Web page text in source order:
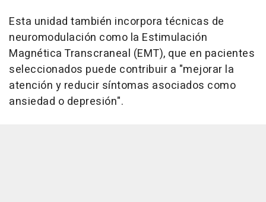
Esta unidad también incorpora técnicas de
neuromodulación como la Estimulación
Magnética Transcraneal (EMT), que en pacientes
seleccionados puede contribuir a "mejorar la
atención y reducir síntomas asociados como
ansiedad o depresión".